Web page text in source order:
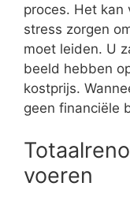
proces. Het kan
stress zorgen
moet leiden. U
beeld hebben
kostprijs.
geen financiële
voeren